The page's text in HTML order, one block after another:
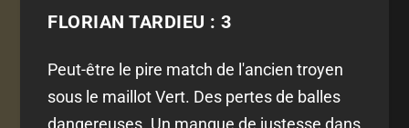
FLORIAN TARDIEU : 3
Peut-être le pire match de l'ancien troyen
sous le maillot Vert. Des pertes de balles
dangereuses. Un manque de justesse dans